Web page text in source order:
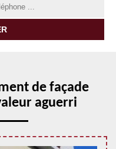
de façade
aguerri